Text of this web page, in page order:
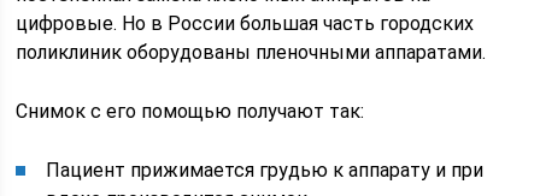
цифровые. Но в России большая часть городских
поликлиник оборудованы пленочными аппаратами.
Снимок с его помощью получают так:
Пациент прижимается грудью к аппарату и при